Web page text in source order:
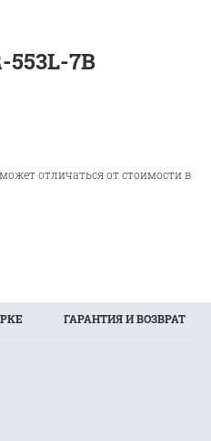
553L-7B
отличаться от стоимости в
ГАРАНТИЯ И ВОЗВРАТ